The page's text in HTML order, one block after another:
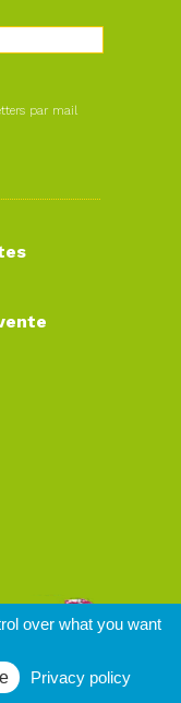
par mail
© 2026
over what you want
Privacy policy